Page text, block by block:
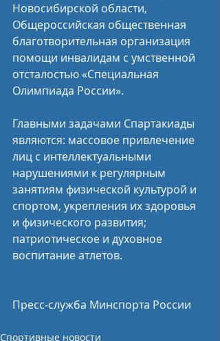
Новосибирской области,
Общероссийская общественная
благотворительная организация
помощи инвалидам с умственной
отсталостью «Специальная
Олимпиада России».
Главными задачами Спартакиады
являются: массовое привлечение
лиц с интеллектуальными
нарушениями к регулярным
занятиям физической культурой и
спортом, укрепления их здоровья
и физического развития;
патриотическое и духовное
воспитание атлетов.
Пресс-служба Минспорта России
Спортивные новости